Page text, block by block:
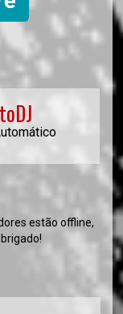
estão offline,